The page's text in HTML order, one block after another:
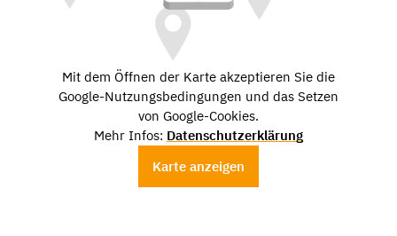
Mit dem Öffnen der Karte akzeptieren Sie die
Google-Nutzungsbedingungen und das Setzen
von Google-Cookies.
Mehr Infos: Datenschutzerklärung
Karte anzeigen